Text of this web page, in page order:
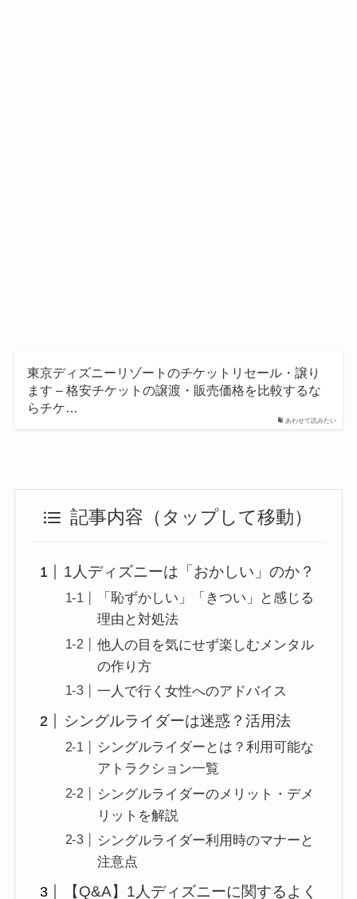
あわせて読みたい
東京ディズニーリゾートのチケットリセール・譲り
ます – 格安チケットの譲渡・販売価格を比較するな
らチケ…
記事内容（タップして移動）
1人ディズニーは「おかしい」のか？
「恥ずかしい」「きつい」と感じる
理由と対処法
他人の目を気にせず楽しむメンタル
の作り方
一人で行く女性へのアドバイス
シングルライダーは迷惑？活用法
シングルライダーとは？利用可能な
アトラクション一覧
シングルライダーのメリット・デメ
リットを解説
シングルライダー利用時のマナーと
注意点
【Q&A】1人ディズニーに関するよく